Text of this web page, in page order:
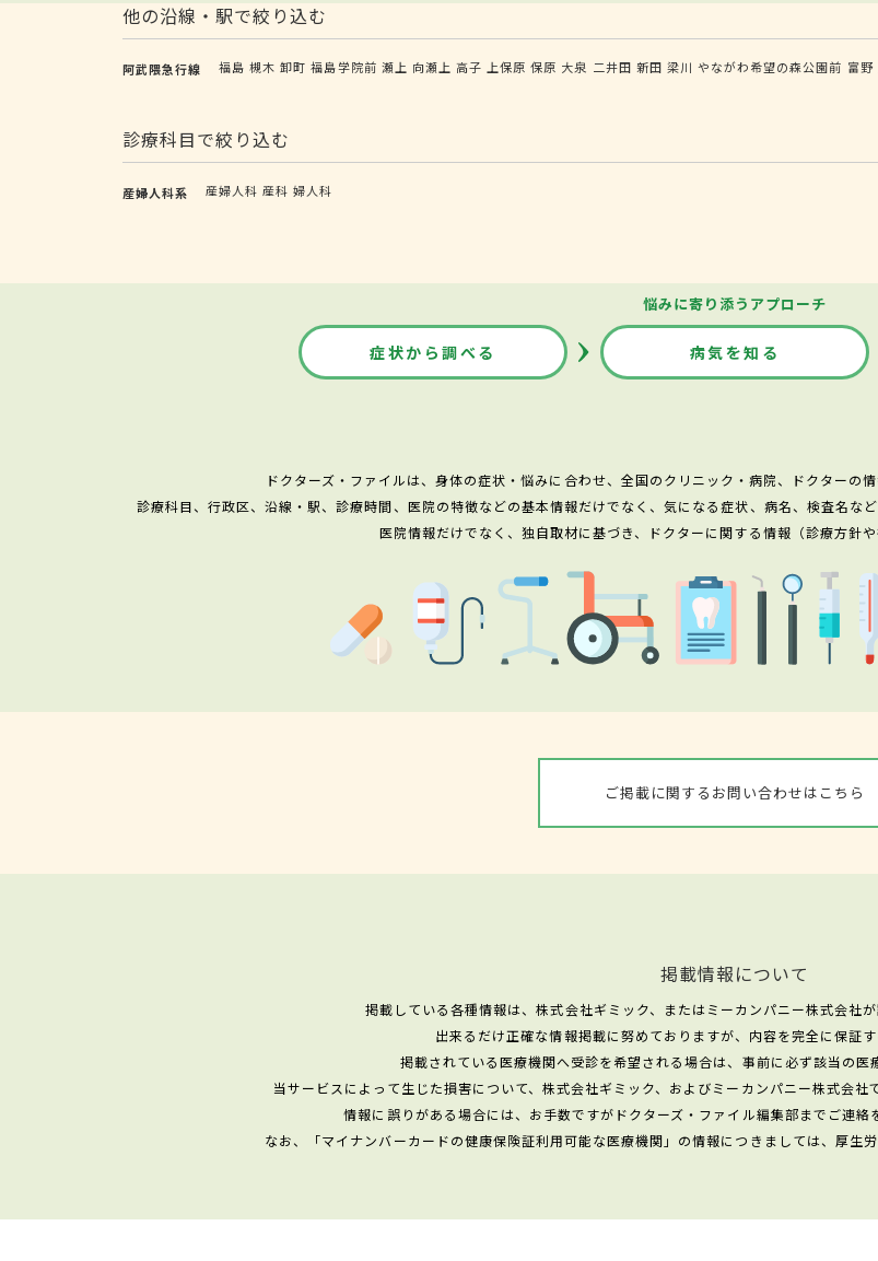
他の沿線・駅で絞り込む
阿武隈急行線 福島 槻木 卸町 福島学院前 瀬上 向瀬上 高子 上保原 保原 大泉 二井田 新田 梁川 やながわ希望の森公園前 富野
診療科目で絞り込む
産婦人科系 産婦人科 産科 婦人科
悩みに寄り添うアプローチ
症状から調べる 病気を知る
ドクターズ・ファイルは、身体の症状・悩みに合わせ、全国のクリニック・病院、ドクターの
診療科目、行政区、沿線・駅、診療時間、医院の特徴などの基本情報だけでなく、気になる症状、病名、検査名な
医院情報だけでなく、独自取材に基づき、ドクターに関する情報（診療方針
ご掲載に関するお問い合わせはこちら
掲載情報について
掲載している各種情報は、株式会社ギミック、またはミーカンパニー株式会社
出来るだけ正確な情報掲載に努めておりますが、内容を完全に保証す
掲載されている医療機関へ受診を希望される場合は、事前に必ず該当の医
当サービスによって生じた損害について、株式会社ギミック、およびミーカンパニー株式会社
情報に誤りがある場合には、お手数ですがドクターズ・ファイル編集部までご連絡
なお、「マイナンバーカードの健康保険証利用可能な医療機関」の情報につきましては、厚生